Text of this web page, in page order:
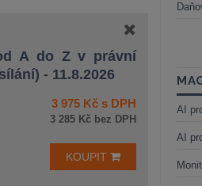
A do Z v právní
- 11.8.2026
3 975 Kč s DPH
3 285 Kč bez DPH
KOUPIT
AI
AI